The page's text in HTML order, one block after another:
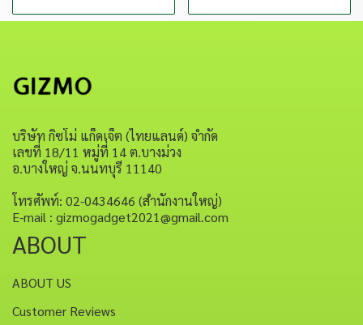
บริษัท กิซโม่ แก็ดเจ็ต (ไทยแลนด์) จำกัด
เลขที่ 18/11 หมู่ที่ 14 ต.บางม่วง
อ.บางใหญ่ จ.นนทบุรี 11140
โทรศัพท์: 02-0434646 (สำนักงานใหญ่)
E-mail : gizmogadget2021@gmail.com
ABOUT
ABOUT US
Customer Reviews